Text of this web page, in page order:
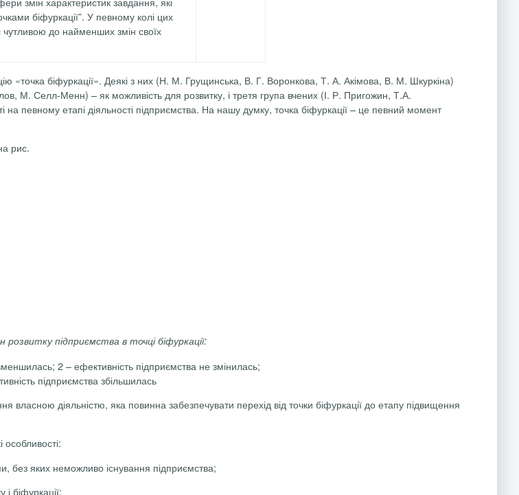
біфуркації”. У певному колі цих
чутливою до найменших змін своїх
«точка біфуркації». Деякі з них (Н. М. Грущинська, В. Г. Воронкова, Т. А. Акімова, В. М. Шкуркіна)
лов, М. Селл-Менн) – як можливість для розвитку, і третя група вчених (І. Р. Пригожин, Т.А.
певному етапі діяльності підприємства. На нашу думку, точка біфуркації – це певний момент
рис.
підприємства в точці біфуркації:
2 – ефективність підприємства не змінилась;
підприємства збільшилась
власною діяльністю, яка повинна забезпечувати перехід від точки біфуркації до етапу підвищення
особливості:
без яких неможливо існування підприємства;
біфуркації;